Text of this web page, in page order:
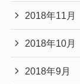
2018年11月
2018年10月
2018年9月